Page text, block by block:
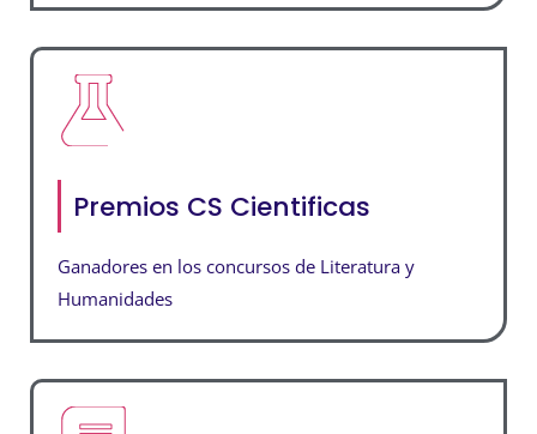
Premios CS Cientificas
Ganadores en los concursos de Literatura y
Humanidades